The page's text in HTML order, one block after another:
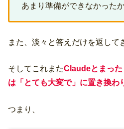
あまり準備ができなかったか
また、淡々と答えだけを返して
そしてこれまたClaudeとまっ
は「とても大変で」に置き換わ
つまり、